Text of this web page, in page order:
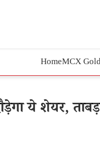
HomeMCX
ये शेयर,